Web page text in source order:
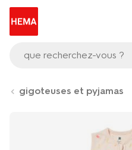
que recherchez-vous ?
gigoteuses et pyjamas